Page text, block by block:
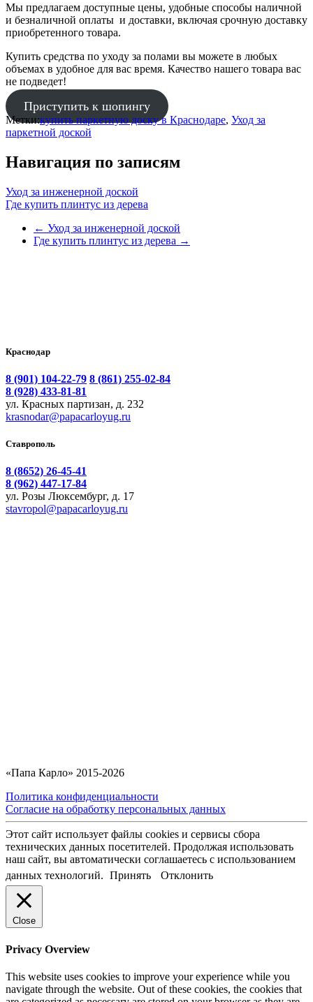
Мы предлагаем доступные цены, удобные способы наличной
и безналичной оплаты и доставки, включая срочную доставку
приобретенного товара.
Купить средства по уходу за полами вы можете в любых
объемах в удобное для вас время. Качество нашего товара вас
не подведет!
Приступить к шопингу
Метки:купить паркетную доску в Краснодаре, Уход за
паркетной доской
Навигация по записям
Уход за инженерной доской
Где купить плинтус из дерева
← Уход за инженерной доской
Где купить плинтус из дерева →
Краснодар
8 (901) 104-22-79 8 (861) 255-02-84
8 (928) 433-81-81
ул. Красных партизан, д. 232
krasnodar@papacarloyug.ru
Ставрополь
8 (8652) 26-45-41
8 (962) 447-17-84
ул. Розы Люксембург, д. 17
stavropol@papacarloyug.ru
«Папа Карло» 2015-2026
Политика конфиденциальности
Согласие на обработку персональных данных
Этот сайт использует файлы cookies и сервисы сбора
технических данных посетителей. Продолжая использовать
наш сайт, вы автоматически соглашаетесь с использованием
данных технологий. Принять Отклонить
Close
Privacy Overview
This website uses cookies to improve your experience while you
navigate through the website. Out of these cookies, the cookies that